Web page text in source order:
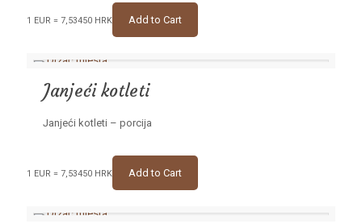
1 EUR = 7,53450 HRK Add to Cart
Janjeći kotleti
Janjeći kotleti – porcija
1 EUR = 7,53450 HRK Add to Cart